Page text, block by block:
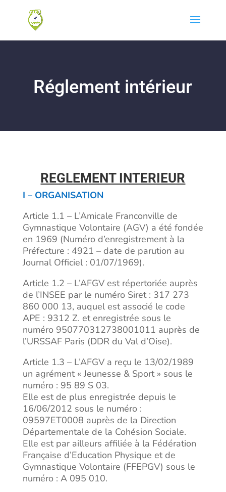
Réglement intérieur
REGLEMENT INTERIEUR
I – ORGANISATION
Article 1.1 – L’Amicale Franconville de
Gymnastique Volontaire (AGV) a été fondée
en 1969 (Numéro d’enregistrement à la
Préfecture : 4921 – date de parution au
Journal Officiel : 01/07/1969).
Article 1.2 – L’AFGV est répertoriée auprès
de l’INSEE par le numéro Siret : 317 273
860 000 13, auquel est associé le code
APE : 9312 Z. et enregistrée sous le
numéro 950770312738001011 auprès de
l’URSSAF Paris (DDR du Val d’Oise).
Article 1.3 – L’AFGV a reçu le 13/02/1989
un agrément « Jeunesse & Sport » sous le
numéro : 95 89 S 03.
Elle est de plus enregistrée depuis le
16/06/2012 sous le numéro :
09597ET0008 auprès de la Direction
Départementale de la Cohésion Sociale.
Elle est par ailleurs affiliée à la Fédération
Française d’Education Physique et de
Gymnastique Volontaire (FFEPGV) sous le
numéro : A 095 010.